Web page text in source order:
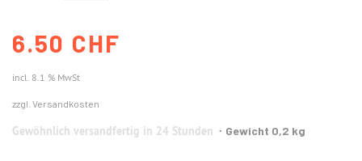
6.50 CHF
incl. 8.1 % MwSt
zzgl. Versandkosten
Gewöhnlich versandfertig in 24 Stunden Gewicht 0,2 kg